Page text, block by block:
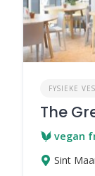
FYSIEKE
The
vegan
Sint